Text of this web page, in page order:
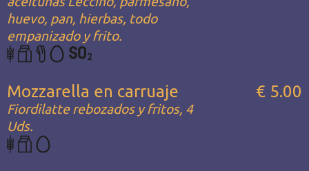
huevo, pan, hierbas, todo
empanizado y frito.
Mozzarella en carruaje
Fiordilatte rebozados y fritos, 4
Uds.
€ 5.00